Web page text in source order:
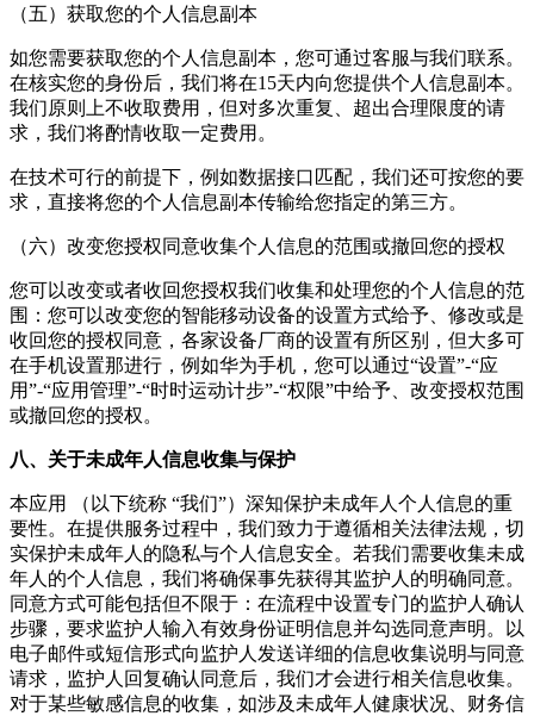
（五）获取您的个人信息副本
如您需要获取您的个人信息副本，您可通过客服与我们联系。
在核实您的身份后，我们将在15天内向您提供个人信息副本。
我们原则上不收取费用，但对多次重复、超出合理限度的请
求，我们将酌情收取一定费用。
在技术可行的前提下，例如数据接口匹配，我们还可按您的要
求，直接将您的个人信息副本传输给您指定的第三方。
（六）改变您授权同意收集个人信息的范围或撤回您的授权
您可以改变或者收回您授权我们收集和处理您的个人信息的范
围：您可以改变您的智能移动设备的设置方式给予、修改或是
收回您的授权同意，各家设备厂商的设置有所区别，但大多可
在手机设置那进行，例如华为手机，您可以通过“设置”-“应
用”-“应用管理”-“时时运动计步”-“权限”中给予、改变授权范围
或撤回您的授权。
八、关于未成年人信息收集与保护
本应用 （以下统称 “我们”）深知保护未成年人个人信息的重
要性。在提供服务过程中，我们致力于遵循相关法律法规，切
实保护未成年人的隐私与个人信息安全。若我们需要收集未成
年人的个人信息，我们将确保事先获得其监护人的明确同意。
同意方式可能包括但不限于：在流程中设置专门的监护人确认
步骤，要求监护人输入有效身份证明信息并勾选同意声明。以
电子邮件或短信形式向监护人发送详细的信息收集说明与同意
请求，监护人回复确认同意后，我们才会进行相关信息收集。
对于某些敏感信息的收集，如涉及未成年人健康状况、财务信